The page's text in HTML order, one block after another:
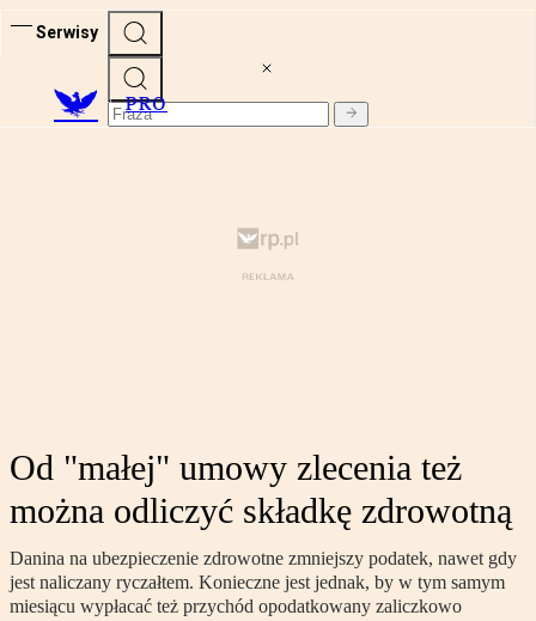
Serwisy
PRO
Od "małej" umowy zlecenia też
można odliczyć składkę zdrowotną
Danina na ubezpieczenie zdrowotne zmniejszy podatek, nawet gdy
jest naliczany ryczałtem. Konieczne jest jednak, by w tym samym
miesiącu wypłacać też przychód opodatkowany zaliczkowo